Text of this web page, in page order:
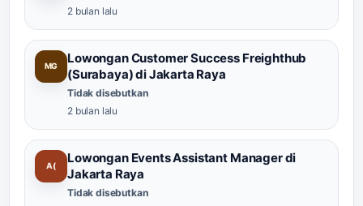
2 bulan lalu
MG
Lowongan Customer Success Freighthub
(Surabaya) di Jakarta Raya
Tidak disebutkan
2 bulan lalu
A(
Lowongan Events Assistant Manager di
Jakarta Raya
Tidak disebutkan